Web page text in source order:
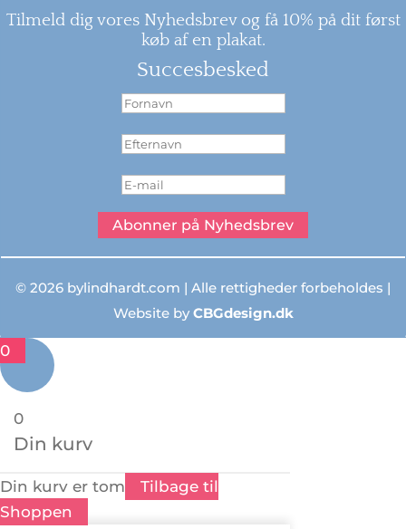
Tilmeld dig vores Nyhedsbrev og få 10% på dit først
køb af en plakat.
Succesbesked
Abonner på Nyhedsbrev
© 2026 bylindhardt.com | Alle rettigheder forbeholdes |
Website byCBGdesign.dk
0
0
Din kurv
Din kurv er tom
Tilbage til
Shoppen